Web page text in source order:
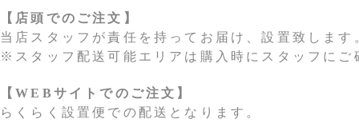
【店頭でのご注文】
当店スタッフが責任を持ってお届け、設置致します
※スタッフ配送可能エリアは購入時にスタッフにご
【WEBサイトでのご注文】
らくらく設置便での配送となります。